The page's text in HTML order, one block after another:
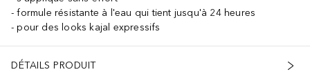
formule résistante à l'eau qui tient jusqu'à 24 heures
pour des looks kajal expressifs
DÉTAILS PRODUIT